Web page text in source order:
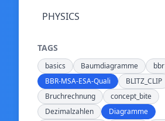
PHYSICS
TAGS
basics Baumdiagramme
bbr
BBR-MSA-ESA-Quali
BLITZ_CLIP
Bruchrechnung
concept_bite
Dezimalzahlen
Diagramme